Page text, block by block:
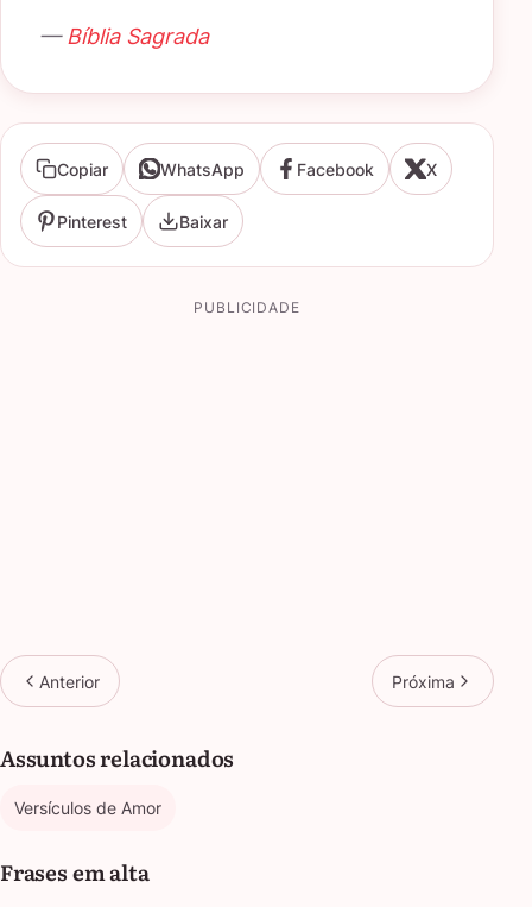
— Bíblia Sagrada
Copiar WhatsApp Facebook X
Pinterest Baixar
PUBLICIDADE
Anterior Próxima
Assuntos relacionados
Versículos de Amor
Frases em alta